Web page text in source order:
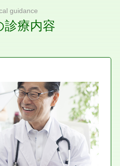
guidance
診療内容